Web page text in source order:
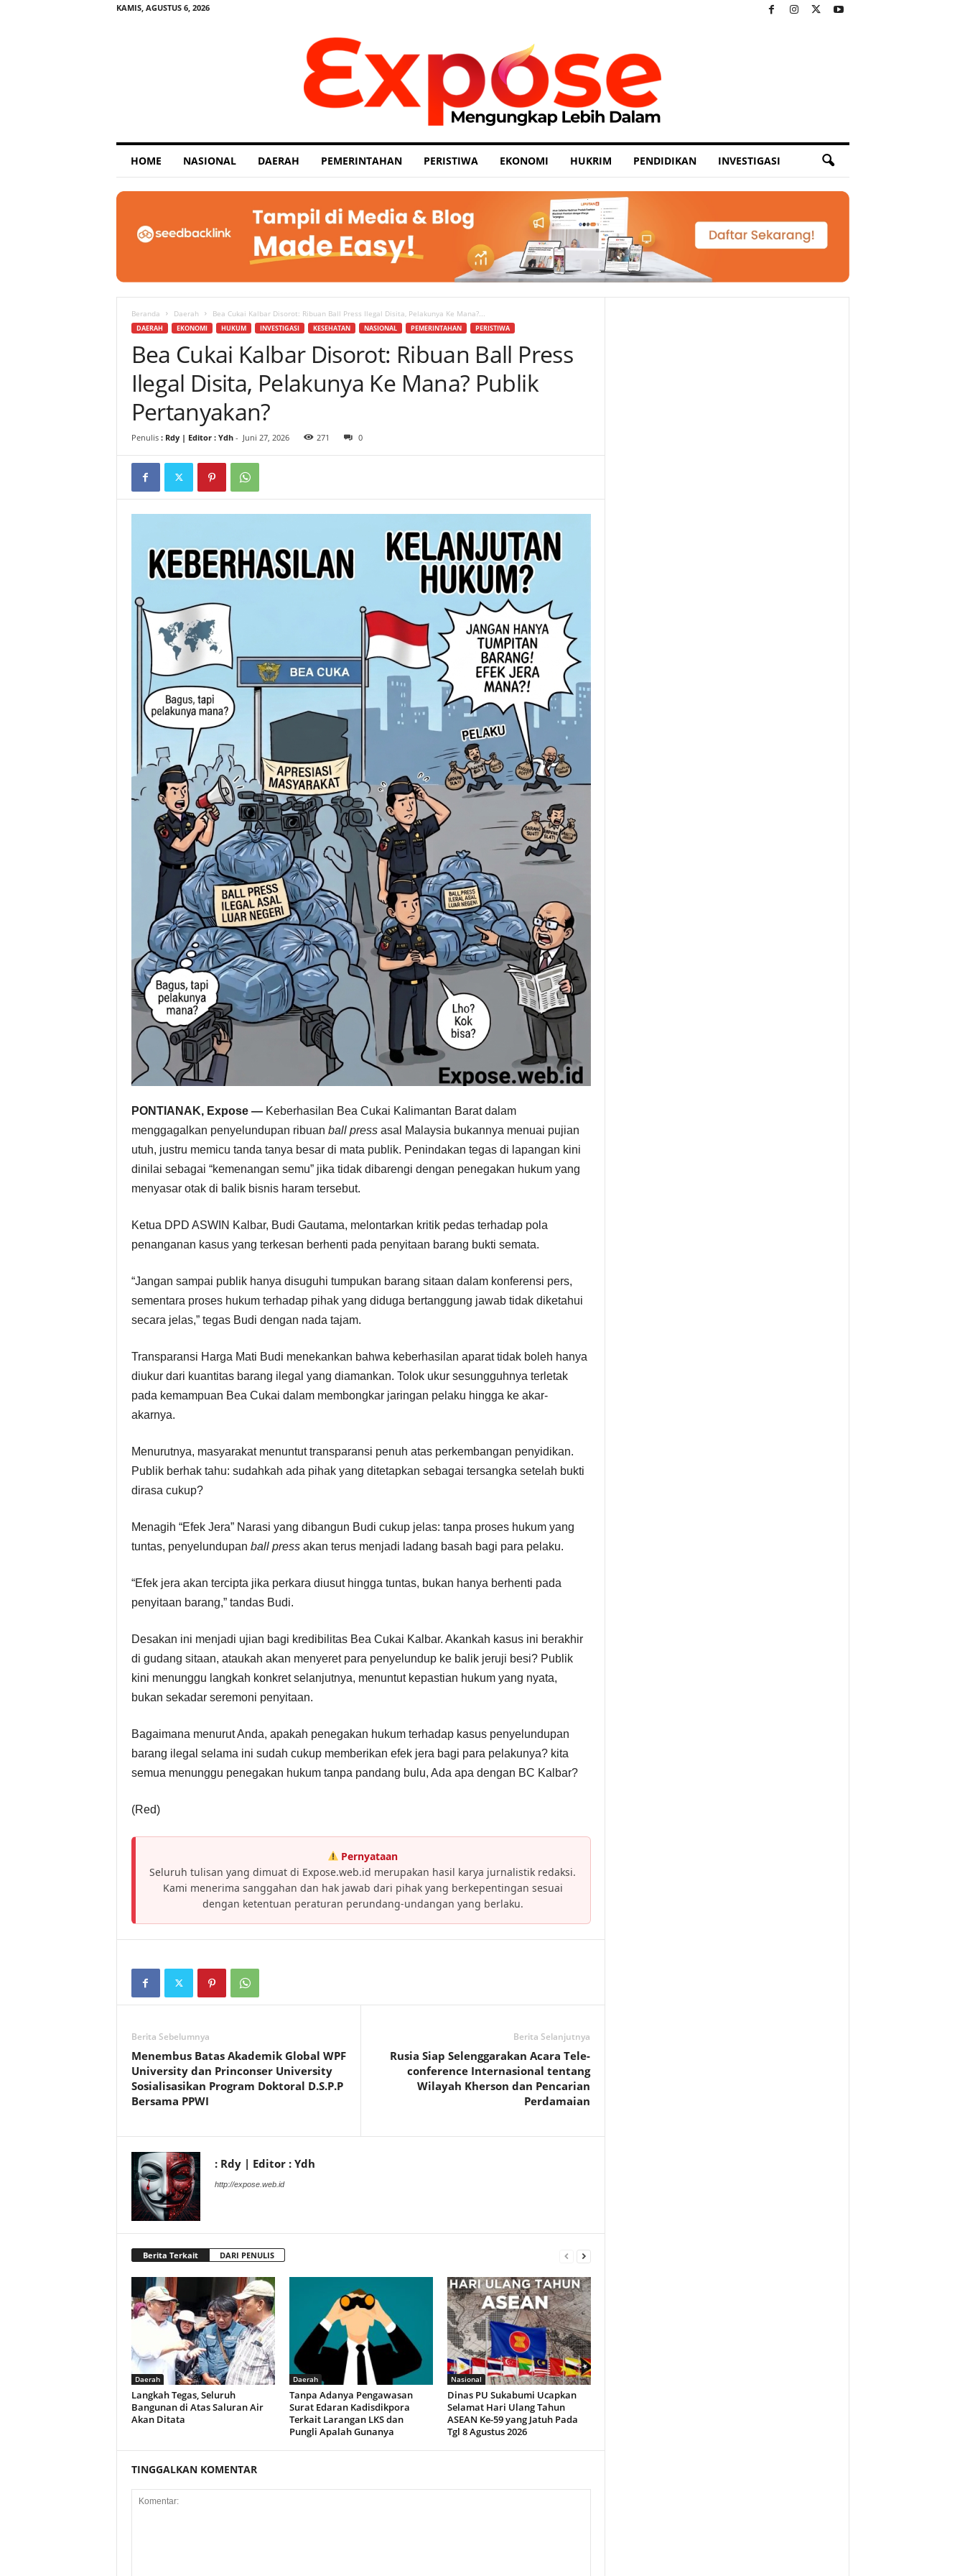
KAMIS, AGUSTUS 6, 2026
p
o
HOME NASIONAL DAERAH PEMERINTAHAN PERISTIWA EKONOMI HUKRIM PENDIDIKAN INVESTIGASI
Beranda Daerah Bea Cukai Kalbar Disorot: Ribuan Ball Press Ilegal Disita, Pelakunya Ke Mana?...
DAERAH EKONOMI HUKUM INVESTIGASI KESEHATAN NASIONAL PEMERINTAHAN PERISTIWA
Bea Cukai Kalbar Disorot: Ribuan Ball Press
Ilegal Disita, Pelakunya Ke Mana? Publik
Pertanyakan?
Penulis : Rdy | Editor : Ydh- Juni 27, 2026 271 0
PONTIANAK, Expose — Keberhasilan Bea Cukai Kalimantan Barat dalam
menggagalkan penyelundupan ribuan ball pressasal Malaysia bukannya menuai pujian
utuh, justru memicu tanda tanya besar di mata publik. Penindakan tegas di lapangan kini
dinilai sebagai “kemenangan semu” jika tidak dibarengi dengan penegakan hukum yang
menyasar otak di balik bisnis haram tersebut.
Ketua DPD ASWIN Kalbar, Budi Gautama, melontarkan kritik pedas terhadap pola
penanganan kasus yang terkesan berhenti pada penyitaan barang bukti semata.
“Jangan sampai publik hanya disuguhi tumpukan barang sitaan dalam konferensi pers,
sementara proses hukum terhadap pihak yang diduga bertanggung jawab tidak diketahui
secara jelas,” tegas Budi dengan nada tajam.
Transparansi Harga Mati Budi menekankan bahwa keberhasilan aparat tidak boleh hanya
diukur dari kuantitas barang ilegal yang diamankan. Tolok ukur sesungguhnya terletak
pada kemampuan Bea Cukai dalam membongkar jaringan pelaku hingga ke akar-
akarnya.
Menurutnya, masyarakat menuntut transparansi penuh atas perkembangan penyidikan.
Publik berhak tahu: sudahkah ada pihak yang ditetapkan sebagai tersangka setelah bukti
dirasa cukup?
Menagih “Efek Jera” Narasi yang dibangun Budi cukup jelas: tanpa proses hukum yang
tuntas, penyelundupan ball pressakan terus menjadi ladang basah bagi para pelaku.
“Efek jera akan tercipta jika perkara diusut hingga tuntas, bukan hanya berhenti pada
penyitaan barang,” tandas Budi.
Desakan ini menjadi ujian bagi kredibilitas Bea Cukai Kalbar. Akankah kasus ini berakhir
di gudang sitaan, ataukah akan menyeret para penyelundup ke balik jeruji besi? Publik
kini menunggu langkah konkret selanjutnya, menuntut kepastian hukum yang nyata,
bukan sekadar seremoni penyitaan.
Bagaimana menurut Anda, apakah penegakan hukum terhadap kasus penyelundupan
barang ilegal selama ini sudah cukup memberikan efek jera bagi para pelakunya? kita
semua menunggu penegakan hukum tanpa pandang bulu, Ada apa dengan BC Kalbar?
(Red)
Pernyataan
Seluruh tulisan yang dimuat di Expose.web.id merupakan hasil karya jurnalistik redaksi.
Kami menerima sanggahan dan hak jawab dari pihak yang berkepentingan sesuai
dengan ketentuan peraturan perundang-undangan yang berlaku.
Berita Sebelumnya
Menembus Batas Akademik Global WPF
University dan Princonser University
Sosialisasikan Program Doktoral D.S.P.P
Bersama PPWI
Berita Selanjutnya
Rusia Siap Selenggarakan Acara Tele-
conference Internasional tentang
Wilayah Kherson dan Pencarian
Perdamaian
: Rdy | Editor : Ydh
http://expose.web.id
Berita Terkait DARI PENULIS
Daerah
Langkah Tegas, Seluruh
Bangunan di Atas Saluran Air
Akan Ditata
Daerah
Tanpa Adanya Pengawasan
Surat Edaran Kadisdikpora
Terkait Larangan LKS dan
Pungli Apalah Gunanya
Nasional
Dinas PU Sukabumi Ucapkan
Selamat Hari Ulang Tahun
ASEAN Ke-59 yang Jatuh Pada
Tgl 8 Agustus 2026
TINGGALKAN KOMENTAR